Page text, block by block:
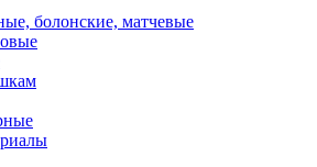
болонские, матчевые